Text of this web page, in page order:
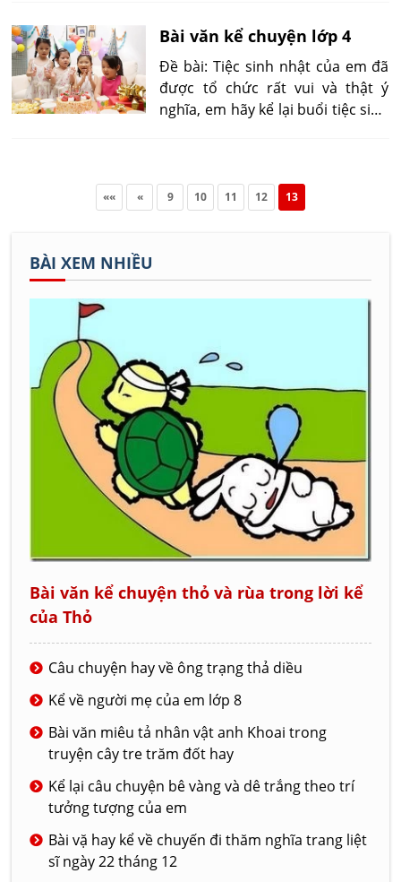
Bài văn kể chuyện lớp 4
Đề bài: Tiệc sinh nhật của em đã
được tổ chức rất vui và thật ý
nghĩa, em hãy kể lại buổi tiệc sinh
«« « 9 10 11 12 13
BÀI XEM NHIỀU
Bài văn kể chuyện thỏ và rùa trong lời kể
của Thỏ
Câu chuyện hay về ông trạng thả diều
Kể về người mẹ của em lớp 8
Bài văn miêu tả nhân vật anh Khoai trong
truyện cây tre trăm đốt hay
Kể lại câu chuyện bê vàng và dê trắng theo trí
tưởng tượng của em
Bài vặ hay kể về chuyến đi thăm nghĩa trang liệt
sĩ ngày 22 tháng 12